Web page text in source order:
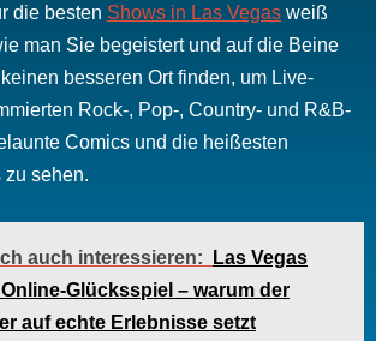
die besten Shows in Las Vegas weiß
man Sie begeistert und auf die Beine
besseren Ort finden, um Live-
Rock-, Pop-, Country- und R&B-
Comics und die heißesten
sehen.
auch interessieren:
Las Vegas
Glücksspiel – warum der
auf echte Erlebnisse setzt